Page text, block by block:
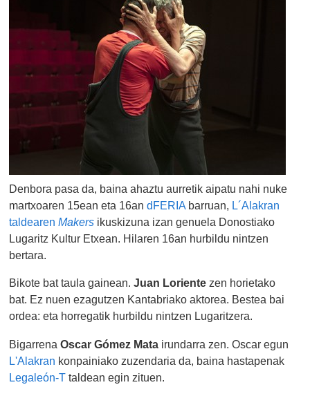
Denbora pasa da, baina ahaztu aurretik aipatu nahi nuke
martxoaren 15ean eta 16andFERIA barruan, L´Alakran
taldearenMakers ikuskizuna izan genuela Donostiako
Lugaritz Kultur Etxean. Hilaren 16an hurbildu nintzen
bertara.
Bikote bat taula gainean.Juan Loriente zen horietako
bat. Ez nuen ezagutzen Kantabriako aktorea. Bestea bai
ordea: eta horregatik hurbildu nintzen Lugaritzera.
BigarrenaOscar Gómez Mata irundarra zen. Oscar egun
L'Alakran konpainiako zuzendaria da, baina hastapenak
Legaleón-T taldean egin zituen.